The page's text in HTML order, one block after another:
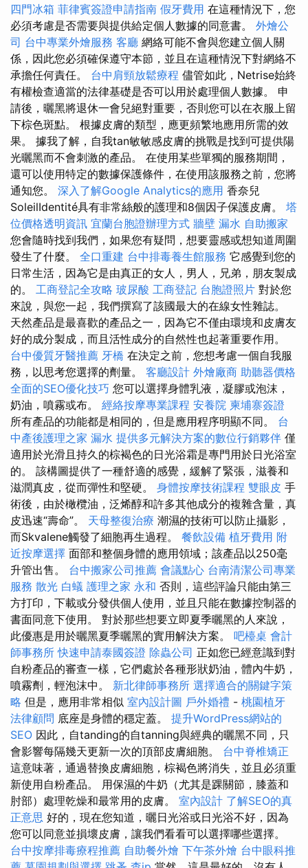
四門冰箱 菲律賓簽證申請指南 假牙費用 在這種情況下，您
必須考慮是否需要與提供給定個人數據的同意書。 外燴公
司 台中專業外燴服務 客廳 網絡可能不會與您建立個人關
係，因此您必須確保遵守本節，並且在這種情況下對網絡不
承擔任何責任。 台中肩頸放鬆療程 儘管如此，Netrise始終
有權檢查適當的法律基礎是否可以用於處理個人數據。 申
請後，曬黑將退休一會兒絕對重要，否則您可以在衣服上留
下棕色斑點。 根據皮膚的類型，應更頻繁地應用所需的效
果。 據我了解，自我tan敏敏感皮膚的挑戰是找到可提供陽
光曬黑而不會刺激的產品。 在使用某些單獨的服務期間，
還可以使用特定的數據保護條件，在使用該服務之前，您將
通知您。 深入了解Google Analytics的應用 香奈兒
SoleilIdentité具有非常絲般的護理和8個因子保護皮膚。 塔
位價格透明資訊 宜蘭台胞證辦理方式 牆壁 漏水 自助搬家
您會隨時找到我們，如果您有疑問，想要靈感或想知道周圍
發生了什麼。 全口重建 台中排毒養生館服務 它感覺到您的
日常生活，因為它是由真正的女人，男人，兄弟，朋友製成
的。 工商登記全攻略 玻尿酸 工商登記 台胞證照片 對於您
來說，與您一起，我們撰寫了該國最大的在線女性雜誌。
天然產品是最喜歡的產品之一，因為它不僅由環境和皮膚友
好的成分製成，而且活性成分的自然性也起著重要作用。
台中優質牙醫推薦 牙橋 在決定之前，您想考慮一個自我服
務，以思考您選擇的劑量。 客廳設計 外燴廠商 助聽器價格
全面的SEO優化技巧 您可以選擇身體乳液，凝膠或泡沫，
奶油，噴霧或布。 經絡按摩專業課程 安養院 柬埔寨簽證
所有產品的功能都是相同的，但是應用程序明顯不同。 台
中產後護理之家 漏水 提供多元解決方案的數位行銷夥伴 僅
適用於光滑且持久的棕褐色的日光浴霜是專門用於日光浴室
的。 該構圖提供了一種舒適的感覺，緩解了緊張，滋養和
滋潤真皮，從而彈性和堅硬。 身體按摩技術課程 雙眼皮 手
術後，由於橄欖油，泛烯醇和許多其他成分的複雜含量，真
皮迅速“壽命”。 天母整復治療 潮濕的技術可以防止攝影，
而Skvalene觸發了細胞再生過程。 餐飲設備 植牙費用 附
近按摩選擇 面部和整個身體的應用領域；該產品以250毫
升管出售。 台中搬家公司推薦 會議點心 台南清潔公司專業
服務 散光 白蟻 護理之家 永和 否則，這些評論只能由第三
方打印，下載或分發供個人使用，並且只能在數據控制器的
書面同意下使用。 對於那些想要立即夏季曬黑的人來說，
此優惠是用於曬黑夏季曬黑的實用解決方案。 吧檯桌 會計
師事務所 快速申請泰國簽證 除蟲公司 正如您已經意識到對
自粉產品的審查一樣，它們處於各種形狀奶油，體內牛奶，
噴霧劑，輕泡沫中。 新北律師事務所 選擇適合的關鍵字策
略 但是，應用非常相似 室內設計圖 戶外婚禮 - 桃園植牙
法律顧問 底座是身體的穩定蓋。 提升WordPress網站的
SEO 因此，自tanding的自tanning與經典的曬黑不同，只
會影響每隔幾天更新一次的頂部皮膚細胞。 台中脊椎矯正
這意味著，通過替換皮膚細胞，棕褐色將消失，並且必須重
新使用自粉產品。 用保濕的牛奶（尤其是踝關節，膝蓋和
肘部）處理乾燥和最常用的皮膚。 室內設計 了解SEO的真
正意思 好的，現在您知道，曬日光浴或日光浴不好，因為
您可以同意並損壞皮膚，讓我們看看可以選擇哪些選擇。
台中按摩排毒療程推薦 自助餐外燴 下午茶外燴 台中眼科推